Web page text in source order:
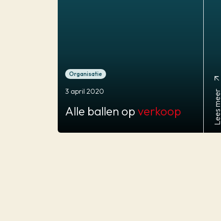
Organisatie
3 april 2020
Alle ballen op verkoop